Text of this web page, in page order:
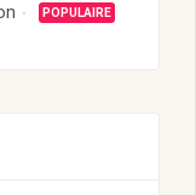
POPULAIRE